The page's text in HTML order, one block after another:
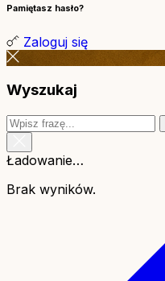
Pamiętasz hasło?
Zaloguj się
Wyszukaj
Ładowanie…
Brak wyników.